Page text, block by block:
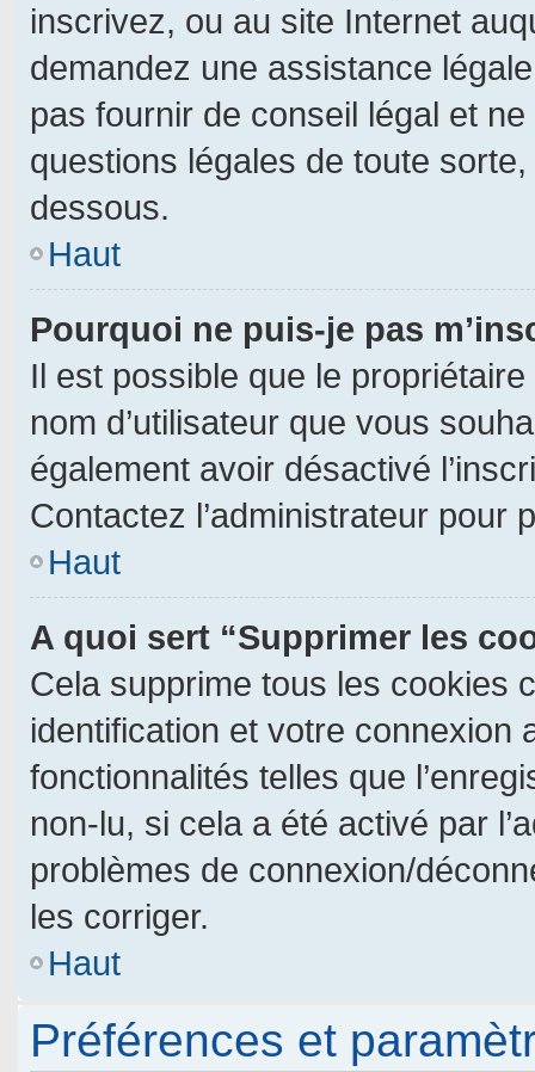
inscrivez, ou au site Internet
demandez une assistance
pas fournir de conseil légal et
questions légales de toute
dessous.
Haut
Pourquoi ne puis-je pas
Il est possible que le
nom d’utilisateur que vous
également avoir désactivé
Contactez l’administrateur pour
Haut
A quoi sert “Supprimer les
Cela supprime tous les cookies
identification et votre connexion
fonctionnalités telles que
non-lu, si cela a été activé par
problèmes de connexion/
les corriger.
Haut
Préférences et